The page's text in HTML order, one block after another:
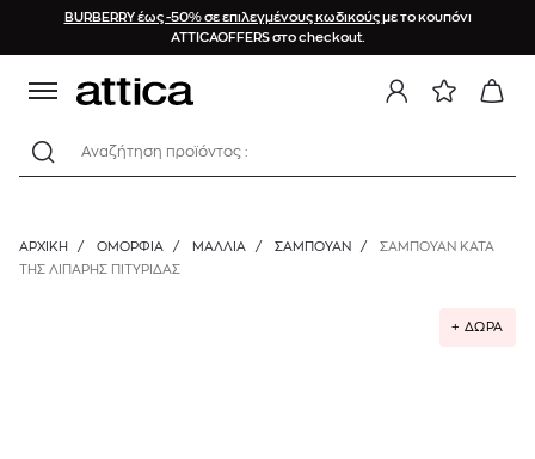
BURBERRY έως -50% σε επιλεγμένους κωδικούςμε το κουπόνι
ATTICAOFFERS στο checkout.
Αναζήτηση προϊόντος :
ΑΡΧΙΚΉ / ΟΜΟΡΦΙΑ / ΜΑΛΛΙΑ / ΣΑΜΠΟΥΆΝ /
ΣΑΜΠΟΥΑΝ ΚΑΤΑ
ΤΗΣ ΛΙΠΑΡΗΣ ΠΙΤΥΡΙΔΑΣ
+ ΔΩΡΑ